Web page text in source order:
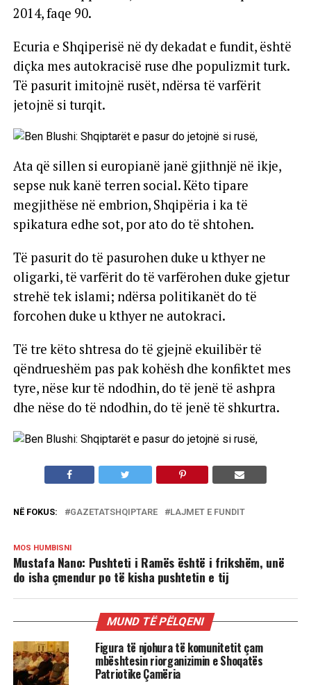
2014, faqe 90.
Ecuria e Shqiperisë në dy dekadat e fundit, është
diçka mes autokracisë ruse dhe populizmit turk.
Të pasurit imitojnë rusët, ndërsa të varfërit
jetojnë si turqit.
Ata që sillen si europianë janë gjithnjë në ikje,
sepse nuk kanë terren social. Këto tipare
megjithëse në embrion, Shqipëria i ka të
spikatura edhe sot, por ato do të shtohen.
Të pasurit do të pasurohen duke u kthyer ne
oligarki, të varfërit do të varfërohen duke gjetur
strehë tek islami; ndërsa politikanët do të
forcohen duke u kthyer ne autokraci.
Të tre këto shtresa do të gjejnë ekuilibër të
qëndrueshëm pas pak kohësh dhe konfiktet mes
tyre, nëse kur të ndodhin, do të jenë të ashpra
dhe nëse do të ndodhin, do të jenë të shkurtra.
NË FOKUS: GAZETATSHQIPTARE LAJMET E FUNDIT
MOS HUMBISNI
Mustafa Nano: Pushteti i Ramës është i frikshëm, unë
do isha çmendur po të kisha pushtetin e tij
MUND TË PËLQENI
Figura të njohura të komunitetit çam
mbështesin riorganizimin e Shoqatës
Patriotike Çamëria